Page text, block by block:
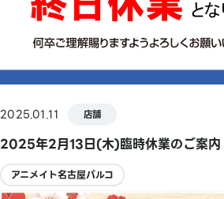
2025.01.11 店舗
2025年2月13日(木)臨時休業のご案内
アニメイト名古屋パルコ